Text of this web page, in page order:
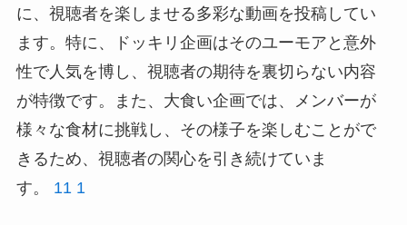
に、視聴者を楽しませる多彩な動画を投稿してい
ます。特に、ドッキリ企画はそのユーモアと意外
性で人気を博し、視聴者の期待を裏切らない内容
が特徴です。また、大食い企画では、メンバーが
様々な食材に挑戦し、その様子を楽しむことがで
きるため、視聴者の関心を引き続けていま
す。 11 1